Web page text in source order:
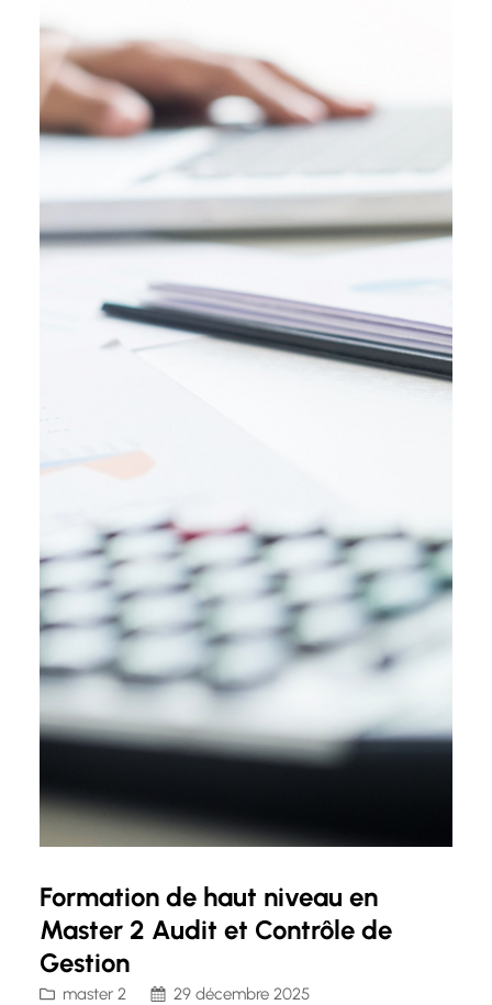
Formation de haut niveau en
Master 2 Audit et Contrôle de
Gestion
master 2
29 décembre 2025